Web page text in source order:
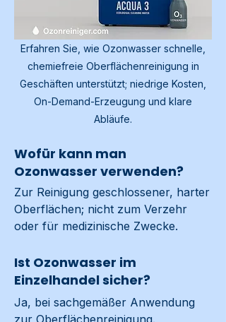
Erfahren Sie, wie Ozonwasser schnelle,
chemiefreie Oberflächenreinigung in
Geschäften unterstützt; niedrige Kosten,
On-Demand-Erzeugung und klare
Abläufe.
Wofür kann man
Ozonwasser verwenden?
Zur Reinigung geschlossener, harter
Oberflächen; nicht zum Verzehr
oder für medizinische Zwecke.
Ist Ozonwasser im
Einzelhandel sicher?
Ja, bei sachgemäßer Anwendung